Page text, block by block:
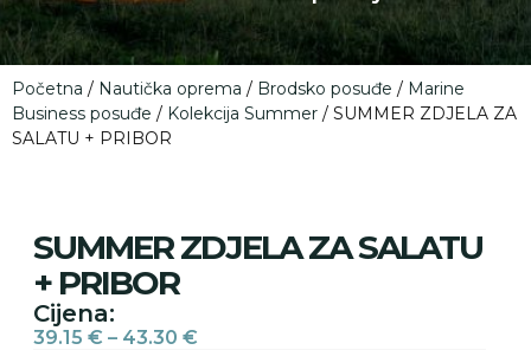
Početna / Nautička oprema / Brodsko posuđe / Marine
Business posuđe / Kolekcija Summer / SUMMER ZDJELA ZA
SALATU + PRIBOR
SUMMER ZDJELA ZA SALATU
+ PRIBOR
Cijena:
39.15 € – 43.30 €